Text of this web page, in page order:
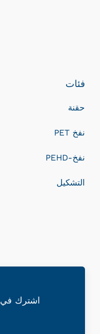
فئات
حقنة
نفخ PET
نفخ-PEHD
التشكيل
اشترك في